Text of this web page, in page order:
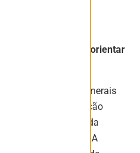
“
técnicos para orientar
nº 13, da série Minerais
Programa Mineração
Pesquisa Mineral, da
Minerais (DGM). A